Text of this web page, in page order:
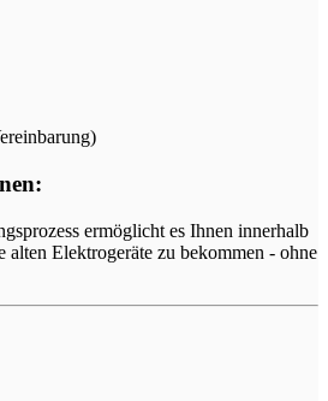
ermöglicht es Ihnen innerhalb
Elektrogeräte zu bekommen - ohne